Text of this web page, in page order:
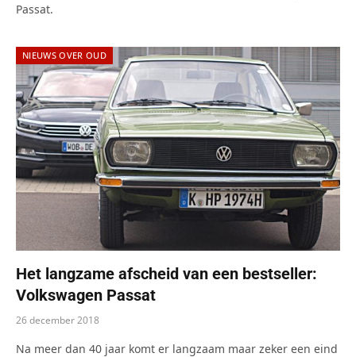
Passat.
NIEUWS OVER OUD
Het langzame afscheid van een bestseller:
Volkswagen Passat
26 december 2018
Na meer dan 40 jaar komt er langzaam maar zeker een eind